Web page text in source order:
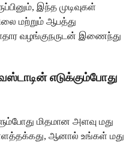
இந்த முடிவுகள்
மற்றும் ஆபத்து
வழங்குநருடன் இணைந்து
எடுக்கும்போது
மிதமான அளவு மது
ஆனால் உங்கள் மது